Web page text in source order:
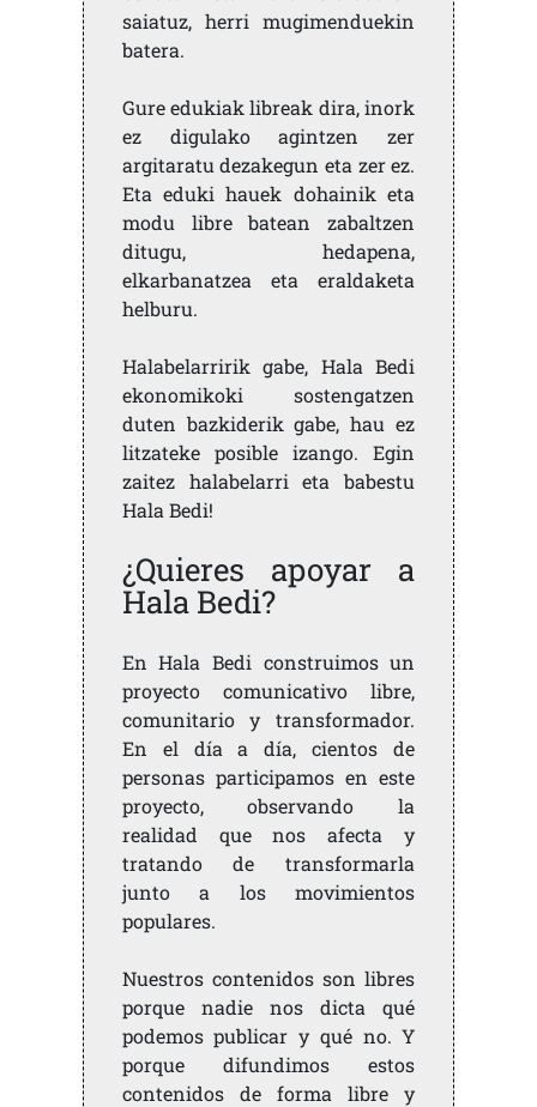
saiatuz, herri mugimenduekin
batera.
Gure edukiak libreak dira, inork
ez digulako agintzen zer
argitaratu dezakegun eta zer ez.
Eta eduki hauek dohainik eta
modu libre batean zabaltzen
ditugu, hedapena,
elkarbanatzea eta eraldaketa
helburu.
Halabelarririk gabe, Hala Bedi
ekonomikoki sostengatzen
duten bazkiderik gabe, hau ez
litzateke posible izango. Egin
zaitez halabelarri eta babestu
Hala Bedi!
¿Quieres apoyar a
Hala Bedi?
En Hala Bedi construimos un
proyecto comunicativo libre,
comunitario y transformador.
En el día a día, cientos de
personas participamos en este
proyecto, observando la
realidad que nos afecta y
tratando de transformarla
junto a los movimientos
populares.
Nuestros contenidos son libres
porque nadie nos dicta qué
podemos publicar y qué no. Y
porque difundimos estos
contenidos de forma libre y